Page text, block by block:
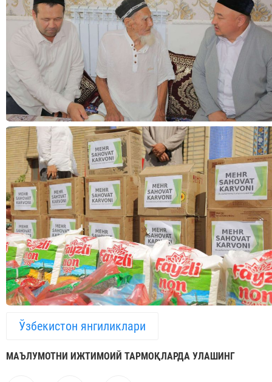
Ўзбекистон янгиликлари
МАЪЛУМОТНИ ИЖТИМОИЙ ТАРМОҚЛАРДА УЛАШИНГ